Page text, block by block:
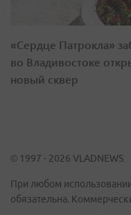
«Сердце Патрокла»
во Владивостоке
новый сквер
© 1997 - 2026 VLADNEWS
При любом
обязательна.